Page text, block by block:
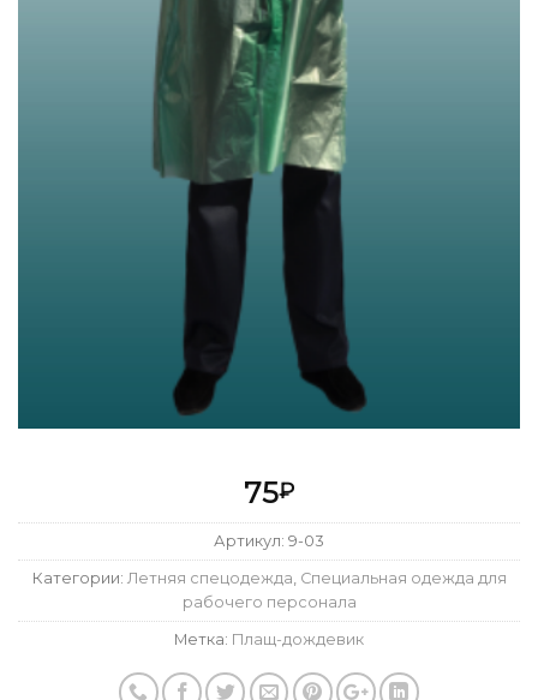
75₽
Артикул: 9-03
Категории: Летняя спецодежда Специальная одежда для
рабочего персонала
Метка: Плащ-дождевик